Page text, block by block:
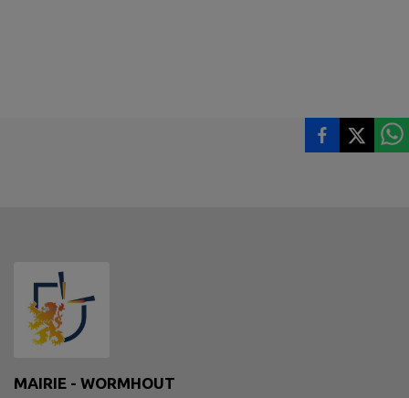
MAIRIE - WORMHOUT